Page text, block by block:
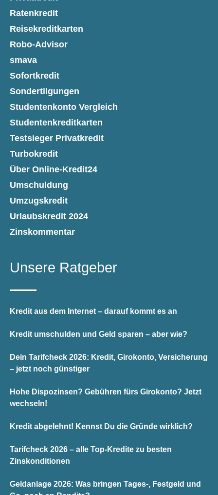
Ratenkredit
Reisekreditkarten
Robo-Advisor
smava
Sofortkredit
Sondertilgungen
Studentenkonto Vergleich
Studentenkreditkarten
Testsieger Privatkredit
Turbokredit
Über Online-Kredit24
Umschuldung
Umzugskredit
Urlaubskredit 2024
Zinskommentar
Unsere Ratgeber
Kredit aus dem Internet – darauf kommt es an
Kredit umschulden und Geld sparen – aber wie?
Dein Tarifcheck 2026: Kredit, Girokonto, Versicherung
– jetzt noch günstiger
Hohe Dispozinsen? Gebühren fürs Girokonto? Jetzt
wechseln!
Kredit abgelehnt! Kennst Du die Gründe wirklich?
Tarifcheck 2026 – alle Top-Kredite zu besten
Zinskonditionen
Geldanlage 2026: Was bringen Tages-, Festgeld und